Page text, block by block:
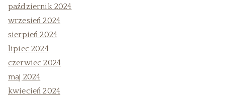
październik 2024
wrzesień 2024
sierpień 2024
lipiec 2024
czerwiec 2024
maj 2024
kwiecień 2024